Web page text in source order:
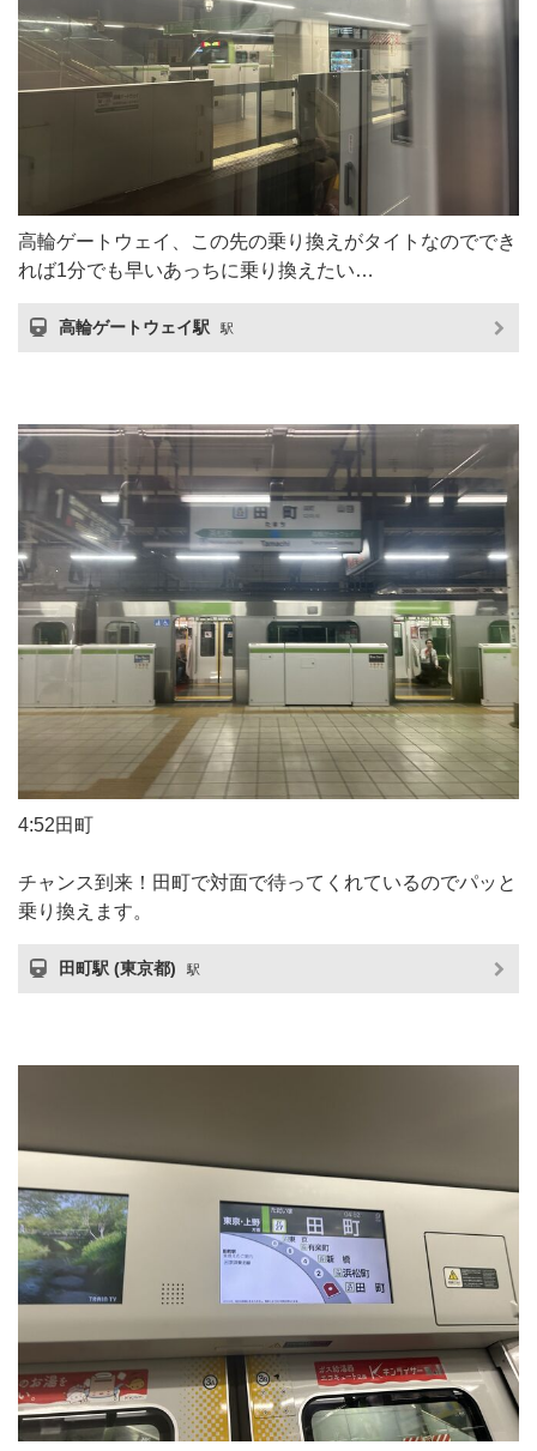
高輪ゲートウェイ、この先の乗り換えがタイトなのででき
れば1分でも早いあっちに乗り換えたい…
高輪ゲートウェイ駅 駅
4:52田町
チャンス到来！田町で対面で待ってくれているのでパッと
乗り換えます。
田町駅 (東京都) 駅